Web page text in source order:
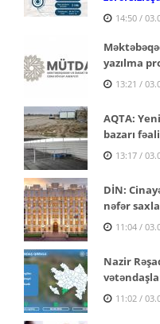
14:50 /
yazılma
13:21 /
AQTA:
bazarı
13:17 /
DİN:
nəfər
11:04 /
Nazir
11:02 /